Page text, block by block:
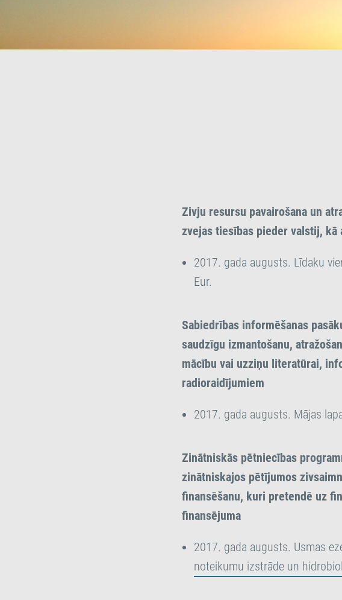
Zivju resursu pavairošana un
zvejas tiesības pieder valstij,
2017. gada augusts. Līdaku
Eur.
Sabiedrības informēšanas
saudzīgu izmantošanu,
mācību vai uzziņu literatūrai,
radioraidījumiem
2017. gada augusts. Mājas
Zinātniskās pētniecības
zinātniskajos pētījumos
finansēšanu, kuri pretendē uz
finansējuma
2017. gada augusts. Usmas
noteikumu izstrāde un